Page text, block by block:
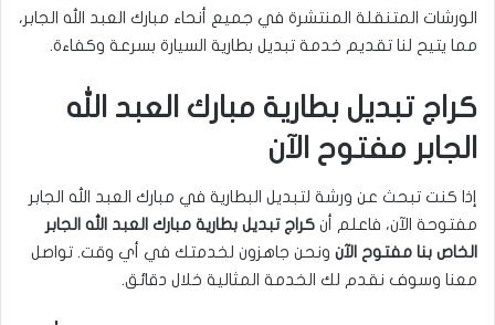
الورشات المتنقلة المنتشرة في جميع أنحاء مبارك العبد الله الجابر،
مما يتيح لنا تقديم خدمة تبديل بطارية السيارة بسرعة وكفاءة.
كراج تبديل بطارية مبارك العبد الله
الجابر مفتوح الآن
إذا كنت تبحث عن ورشة لتبديل البطارية في مبارك العبد الله الجابر
مفتوحة الآن، فاعلم أن كراج تبديل بطارية مبارك العبد الله الجابر
الخاص بنا مفتوح الآن ونحن جاهزون لخدمتك في أي وقت. تواصل
معنا وسوف نقدم لك الخدمة المثالية خلال دقائق.